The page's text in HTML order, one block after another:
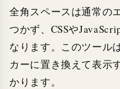
全角スペースは通常の
つかず、CSSや
なります。このツール
カーに置き換えて表示
かります。